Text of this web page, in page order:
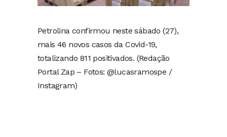
Petrolina confirmou neste sábado (27),
mais 46 novos casos da Covid-19,
totalizando 811 positivados. (Redação
Portal Zap – Fotos: @lucasramospe /
Instagram)